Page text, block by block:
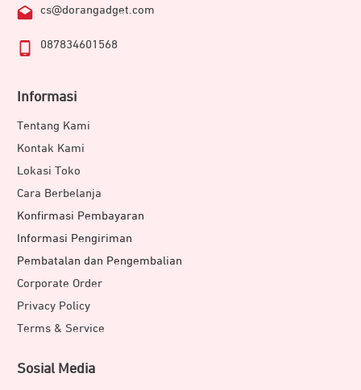
cs@dorangadget.com
087834601568
Informasi
Tentang Kami
Kontak Kami
Lokasi Toko
Cara Berbelanja
Konfirmasi Pembayaran
Informasi Pengiriman
Pembatalan dan Pengembalian
Corporate Order
Privacy Policy
Terms & Service
Sosial Media